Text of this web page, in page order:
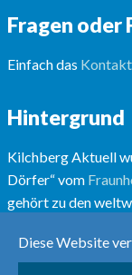
Fragen oder
Einfach das
Hintergrund
Kilchberg Aktuell
Dörfer“ vom
gehört zu den
Diese Website